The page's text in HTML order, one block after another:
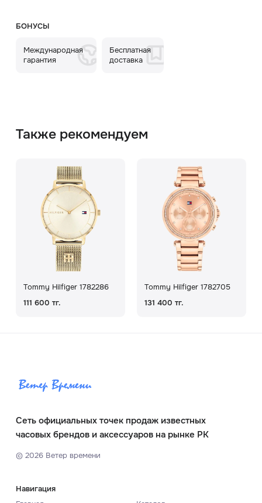
БОНУСЫ
Международная
гарантия
Бесплатная
доставка
Также рекомендуем
Tommy Hilfiger 1782286
111 600 тг.
Tommy Hilfiger 1782705
131 400 тг.
Сеть официальных точек продаж известных
часовых брендов и аксессуаров на рынке РК
© 2026Ветер времени
Навигация